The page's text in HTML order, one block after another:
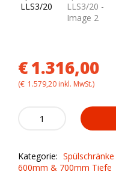
€1.316,00
(€ 1.579,20 inkl. MwSt.)
LLS3/20
Kategorie:
600mm & 700mm Tiefe